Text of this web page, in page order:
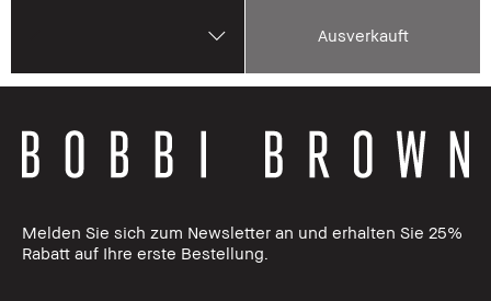
Ausverkauft
Melden Sie sich zum Newsletter an und erhalten Sie 25%
Rabatt auf Ihre erste Bestellung.